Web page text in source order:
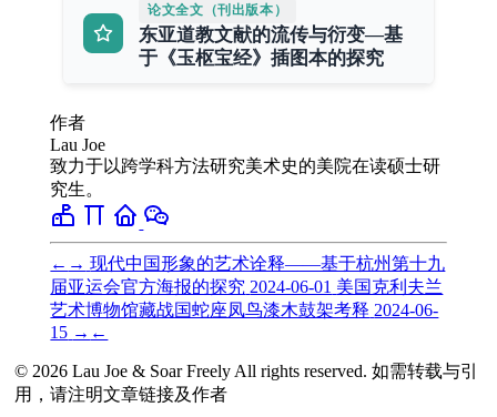
论文全文（刊出版本）
东亚道教文献的流传与衍变—基
于《玉枢宝经》插图本的探究
作者
Lau Joe
致力于以跨学科方法研究美术史的美院在读硕士研
究生。
← → 现代中国形象的艺术诠释——基于杭州第十九
届亚运会官方海报的探究 2024-06-01 美国克利夫兰
艺术博物馆藏战国蛇座凤鸟漆木鼓架考释 2024-06-
15 → ←
© 2026 Lau Joe & Soar Freely All rights reserved. 如需转载与引
用，请注明文章链接及作者